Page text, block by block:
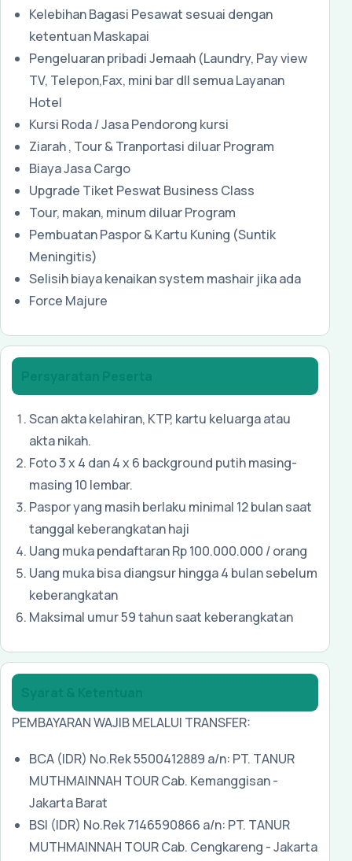
Kelebihan Bagasi Pesawat sesuai dengan
ketentuan Maskapai
Pengeluaran pribadi Jemaah (Laundry, Pay view
TV, Telepon,Fax, mini bar dll semua Layanan
Hotel
Kursi Roda / Jasa Pendorong kursi
Ziarah , Tour & Tranportasi diluar Program
Biaya Jasa Cargo
Upgrade Tiket Peswat Business Class
Tour, makan, minum diluar Program
Pembuatan Paspor & Kartu Kuning (Suntik
Meningitis)
Selisih biaya kenaikan system mashair jika ada
Force Majure
Scan akta kelahiran, KTP, kartu keluarga atau
akta nikah.
Foto 3 x 4 dan 4 x 6 background putih masing-
masing 10 lembar.
Paspor yang masih berlaku minimal 12 bulan saat
tanggal keberangkatan haji
Uang muka pendaftaran Rp 100.000.000 / orang
Uang muka bisa diangsur hingga 4 bulan sebelum
keberangkatan
Maksimal umur 59 tahun saat keberangkatan
PEMBAYARAN WAJIB MELALUI TRANSFER:
BCA (IDR) No.Rek 5500412889 a/n: PT. TANUR
MUTHMAINNAH TOUR Cab. Kemanggisan -
Jakarta Barat
BSI (IDR) No.Rek 7146590866 a/n: PT. TANUR
MUTHMAINNAH TOUR Cab. Cengkareng - Jakarta